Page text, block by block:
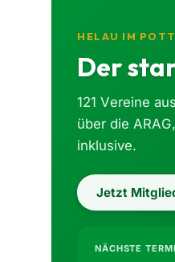
HELAU IM
Der
121 Vereine
über die
inklusive.
Jetzt
NÄCHSTE